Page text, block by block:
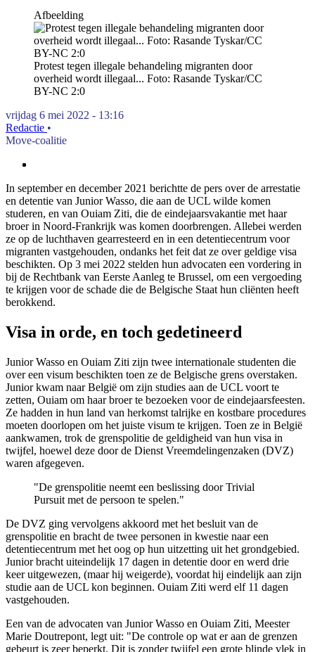
Afbeelding
Protest tegen illegale behandeling migranten door
overheid wordt illegaal... Foto: Rasande Tyskar/CC
BY-NC 2:0
vrijdag 6 mei 2022 - 13:16
Redactie •
Move-coalitie
In september en december 2021 berichtte de pers over de arrestatie
en detentie van Junior Wasso, die aan de UCL wilde komen
studeren, en van Ouiam Ziti, die de eindejaarsvakantie met haar
broer in Noord-Frankrijk was komen doorbrengen. Allebei werden
ze op de luchthaven gearresteerd en in een detentiecentrum voor
migranten vastgehouden, ondanks het feit dat ze over geldige visa
beschikten. Op 3 mei 2022 stelden hun advocaten een vordering in
bij de Rechtbank van Eerste Aanleg te Brussel, om een vergoeding
te krijgen voor de schade die de Belgische Staat hun cliënten heeft
berokkend.
Visa in orde, en toch gedetineerd
Junior Wasso en Ouiam Ziti zijn twee internationale studenten die
over een visum beschikten toen ze de Belgische grens overstaken.
Junior kwam naar België om zijn studies aan de UCL voort te
zetten, Ouiam om haar broer te bezoeken voor de eindejaarsfeesten.
Ze hadden in hun land van herkomst talrijke en kostbare procedures
moeten doorlopen om het juiste visum te krijgen. Toen ze in België
aankwamen, trok de grenspolitie de geldigheid van hun visa in
twijfel, hoewel deze door de Dienst Vreemdelingenzaken (DVZ)
waren afgegeven.
"De grenspolitie neemt een beslissing door Trivial
Pursuit met de persoon te spelen."
De DVZ ging vervolgens akkoord met het besluit van de
grenspolitie en bracht de twee personen in kwestie naar een
detentiecentrum met het oog op hun uitzetting uit het grondgebied.
Junior bracht uiteindelijk 17 dagen in detentie door en werd drie
keer uitgewezen, (maar hij weigerde), voordat hij eindelijk aan zijn
studie aan de UCL kon beginnen. Ouiam Ziti werd elf 11 dagen
vastgehouden.
Een van de advocaten van Junior Wasso en Ouiam Ziti, Meester
Marie Doutrepont, legt uit: "De controle op wat er aan de grenzen
gebeurt is zeer beperkt. Dit is zonder twijfel een grote blinde vlek in